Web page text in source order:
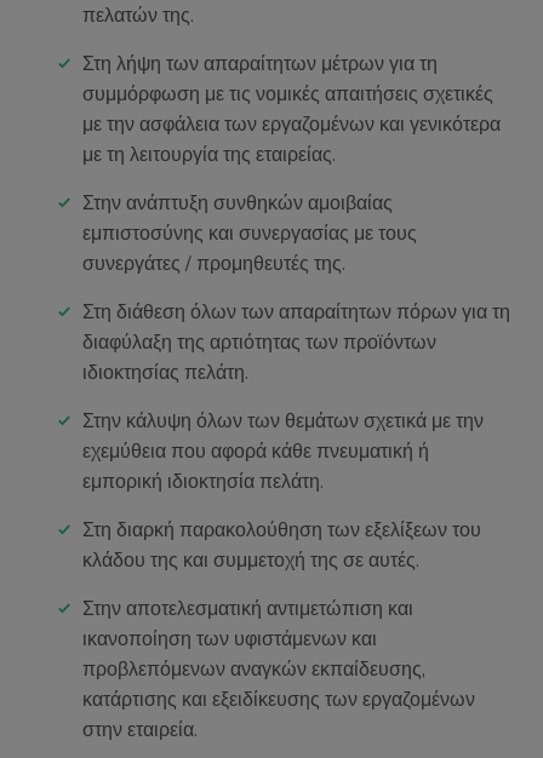
πελατών της.
Στη λήψη των απαραίτητων μέτρων για τη
συμμόρφωση με τις νομικές απαιτήσεις σχετικές
με την ασφάλεια των εργαζομένων και γενικότερα
με τη λειτουργία της εταιρείας.
Στην ανάπτυξη συνθηκών αμοιβαίας
εμπιστοσύνης και συνεργασίας με τους
συνεργάτες / προμηθευτές της.
Στη διάθεση όλων των απαραίτητων πόρων για τη
διαφύλαξη της αρτιότητας των προϊόντων
ιδιοκτησίας πελάτη.
Στην κάλυψη όλων των θεμάτων σχετικά με την
εχεμύθεια που αφορά κάθε πνευματική ή
εμπορική ιδιοκτησία πελάτη.
Στη διαρκή παρακολούθηση των εξελίξεων του
κλάδου της και συμμετοχή της σε αυτές.
Στην αποτελεσματική αντιμετώπιση και
ικανοποίηση των υφιστάμενων και
προβλεπόμενων αναγκών εκπαίδευσης,
κατάρτισης και εξειδίκευσης των εργαζομένων
στην εταιρεία.